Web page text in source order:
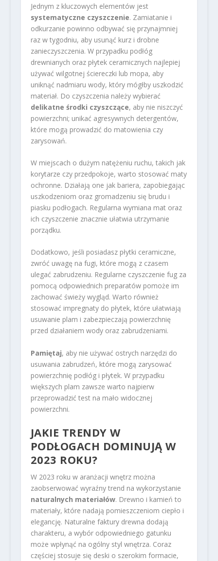
Jednym z kluczowych elementów jest
systematyczne czyszczenie. Zamiatanie i
odkurzanie powinno odbywać się przynajmniej
raz w tygodniu, aby usunąć kurz i drobne
zanieczyszczenia. W przypadku podłóg
drewnianych oraz płytek ceramicznych najlepiej
używać wilgotnej ściereczki lub mopa, aby
uniknąć nadmiaru wody, który mógłby uszkodzić
materiał. Do czyszczenia należy wybierać
delikatne środki czyszczące, aby nie niszczyć
powierzchni; unikać agresywnych detergentów,
które mogą prowadzić do matowienia czy
zarysowań.
W miejscach o dużym natężeniu ruchu, takich jak
korytarze czy przedpokoje, warto stosować maty
ochronne. Działają one jak bariera, zapobiegając
uszkodzeniom oraz gromadzeniu się brudu i
piasku podłogach. Regularna wymiana mat oraz
ich czyszczenie znacznie ułatwia utrzymanie
porządku.
Dodatkowo, jeśli posiadasz płytki ceramiczne,
zwróć uwagę na fugi, które mogą z czasem
ulegać zabrudzeniu. Regularne czyszczenie fug za
pomocą odpowiednich preparatów pomoże im
zachować świeży wygląd. Warto również
stosować impregnaty do płytek, które ułatwiają
usuwanie plam i zabezpieczają powierzchnię
przed działaniem wody oraz zabrudzeniami.
Pamiętaj, aby nie używać ostrych narzędzi do
usuwania zabrudzeń, które mogą zarysować
powierzchnię podłóg i płytek. W przypadku
większych plam zawsze warto najpierw
przeprowadzić test na mało widocznej
powierzchni.
JAKIE TRENDY W
PODŁOGACH DOMINUJĄ W
2023 ROKU?
W 2023 roku w aranżacji wnętrz można
zaobserwować wyraźny trend na wykorzystanie
naturalnych materiałów. Drewno i kamień to
materiały, które nadają pomieszczeniom ciepło i
elegancję. Naturalne faktury drewna dodają
charakteru, a wybór odpowiedniego gatunku
może wpłynąć na ogólny styl wnętrza. Coraz
częściej stosuje się deski o szerokim formacie,